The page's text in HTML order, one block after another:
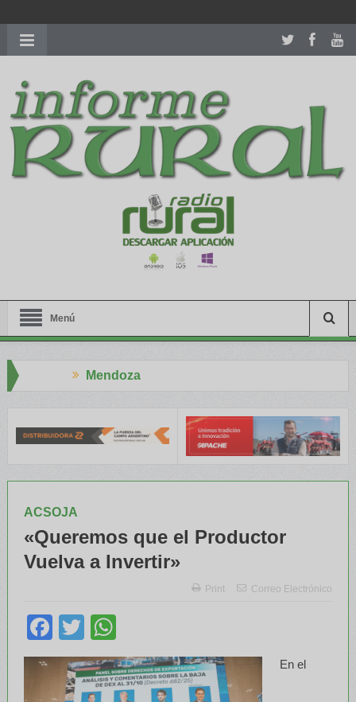
richardmillereplica
women.patekphilippe.tofor sale in usa recognized command with
dining room table ceremony. welcome to our
perfectwatches.is
shop. best youngsexdoll.comwith professional customer
services. 1: 1 design high
https://reallydiamond.com/
Menú
ACSOJA
«Queremos que el Productor
Vuelva a Invertir»
Print Correo Electrónico
Facebook
Twitter
En el